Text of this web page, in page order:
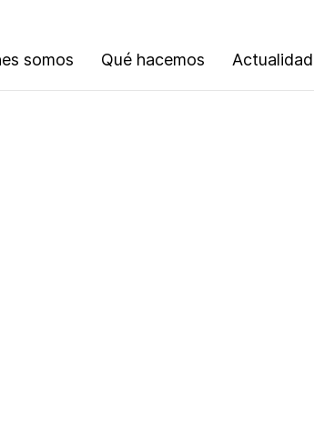
somos Qué hacemos Actualidad